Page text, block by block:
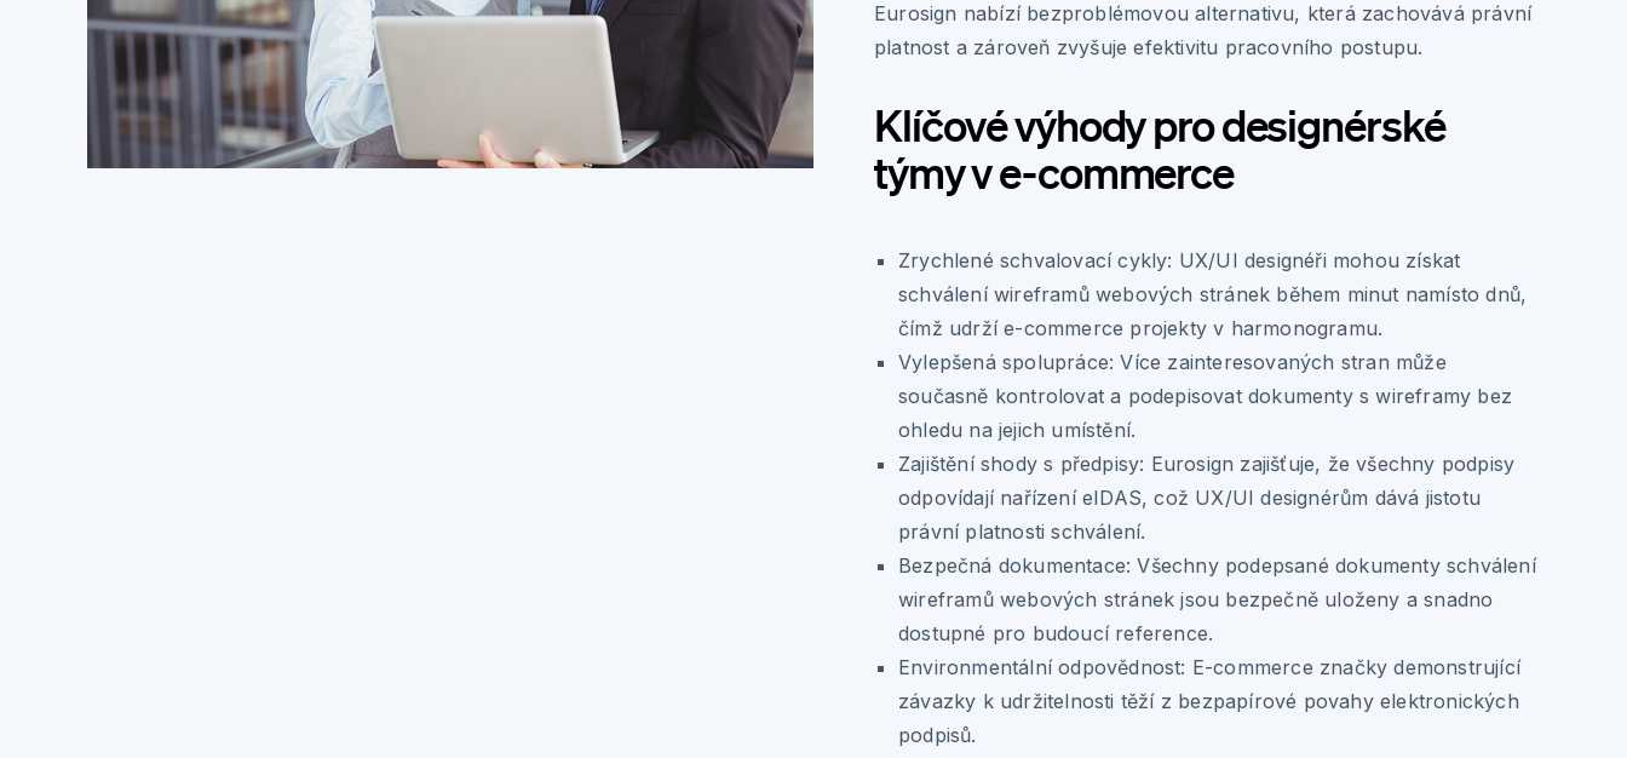
Eurosign nabízí bezproblémovou alternativu, která zachovává právní
platnost a zároveň zvyšuje efektivitu pracovního postupu.
Klíčové výhody pro designérské
týmy v e-commerce
Zrychlené schvalovací cykly: UX/UI designéři mohou získat
schválení wireframů webových stránek během minut namísto dnů,
čímž udrží e-commerce projekty v harmonogramu.
Vylepšená spolupráce: Více zainteresovaných stran může
současně kontrolovat a podepisovat dokumenty s wireframy bez
ohledu na jejich umístění.
Zajištění shody s předpisy: Eurosign zajišťuje, že všechny podpisy
odpovídají nařízení eIDAS, což UX/UI designérům dává jistotu
právní platnosti schválení.
Bezpečná dokumentace: Všechny podepsané dokumenty schválení
wireframů webových stránek jsou bezpečně uloženy a snadno
dostupné pro budoucí reference.
Environmentální odpovědnost: E-commerce značky demonstrující
závazky k udržitelnosti těží z bezpapírové povahy elektronických
podpisů.